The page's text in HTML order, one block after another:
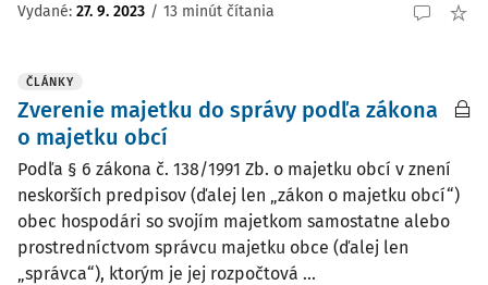
Vydané: 27. 9. 2023 / 13 minút čítania
ČLÁNKY
Zverenie majetku do správy podľa zákona
o majetku obcí
Podľa § 6 zákona č. 138/1991 Zb. o majetku obcí v znení
neskorších predpisov (ďalej len „zákon o majetku obcí“)
obec hospodári so svojím majetkom samostatne alebo
prostredníctvom správcu majetku obce (ďalej len
„správca“), ktorým je jej rozpočtová ...